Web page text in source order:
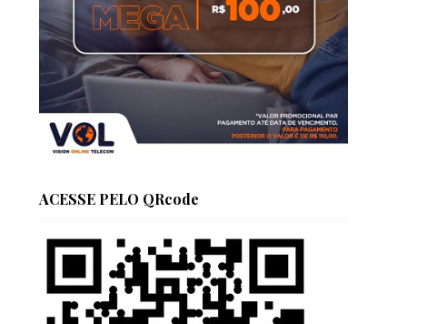
ACESSE PELO QRcode